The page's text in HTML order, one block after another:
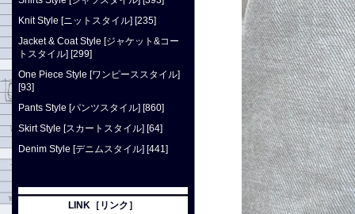
Knit Style [ニットスタイル] [235]
Jacket & Coat Style [ジャケット&コー
トスタイル] [299]
One Piece Style [ワンピーススタイル]
[93]
Pants Style [パンツスタイル] [860]
Skirt Style [スカートスタイル] [64]
Denim Style [デニムスタイル] [441]
LINK［リンク］